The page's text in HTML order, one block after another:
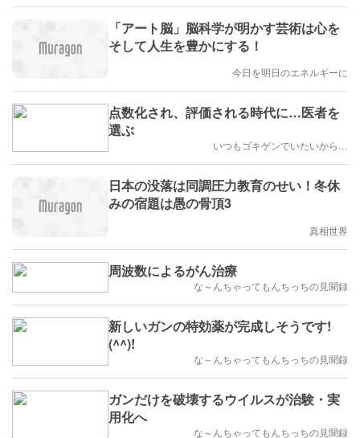
「アート脳」脳科学が明かす芸術は心を
そして人生を豊かにする！
今日を明日のエネルギーに
点数化され、評価される時代に…医者を
選ぶ
いつもゴキゲンでいたいから…
日本の没落は同調圧力教育のせい！冬休
みの宿題は愚の骨頂3
真相世界
周波数によるがん治療
な～んちゃってもんちっちの見聞録
新しいガンの特効薬が完成しそうです!
(^^)!
な～んちゃってもんちっちの見聞録
ガンだけを破壊するウイルスが治験・実
用化へ
な～んちゃってもんちっちの見聞録